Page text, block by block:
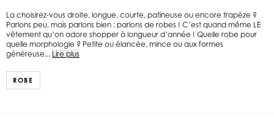
La choisirez-vous droite, longue, courte, patineuse ou encore trapèze ?
Parlons peu, mais parlons bien : parlons de robes ! C’est quand même LE
vêtement qu’on adore shopper à longueur d’année ! Quelle robe pour
quelle morphologie ? Petite ou élancée, mince ou aux formes
généreuse... Lire plus
ROBE